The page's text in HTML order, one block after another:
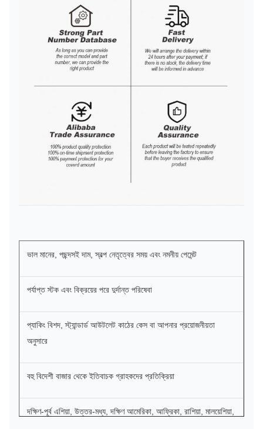
ভাল মানের, পছন্দসই দাম, স্বল্প নেতৃত্বের সময় এবং নমনীয় পেমেন্ট
পর্যাপ্ত স্টক এবং বিক্রয়ের পরে দুর্দান্ত পরিষেবা
প্যাকিং বিশদ, স্ট্যান্ডার্ড আউটলেট কাঠের কেস বা আপনার প্রয়োজনীয়তা
অনুসারে
বহু বিদেশী বাজার থেকে ইতিবাচক গ্রাহকদের প্রতিক্রিয়া
দক্ষিণ-পূর্ব এশিয়া, উত্তর-মধ্য, দক্ষিণ আমেরিকা, আফ্রিকা, রাশিয়া, মালয়েশিয়া,